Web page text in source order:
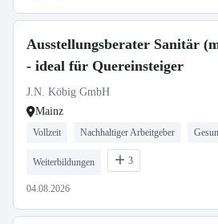
Ausstellungsberater Sanitär
- ideal für Quereinsteiger
J.N. Köbig GmbH
Mainz
Vollzeit Nachhaltiger Arbeitgeber
Weiterbildungen 3
04.08.2026